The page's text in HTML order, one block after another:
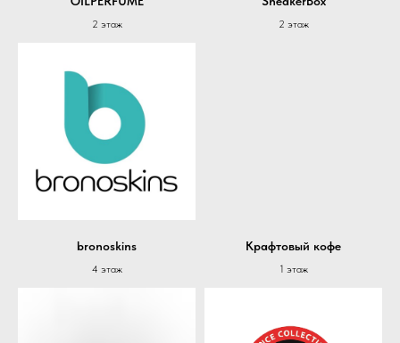
2 этаж 2 этаж
bronoskins
4 этаж
Крафтовый кофе
1 этаж